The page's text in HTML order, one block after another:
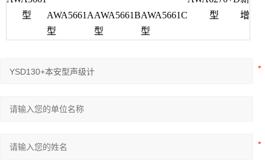
型
AWA5661A
型
AWA5661B
型
AWA5661C
型
型
增